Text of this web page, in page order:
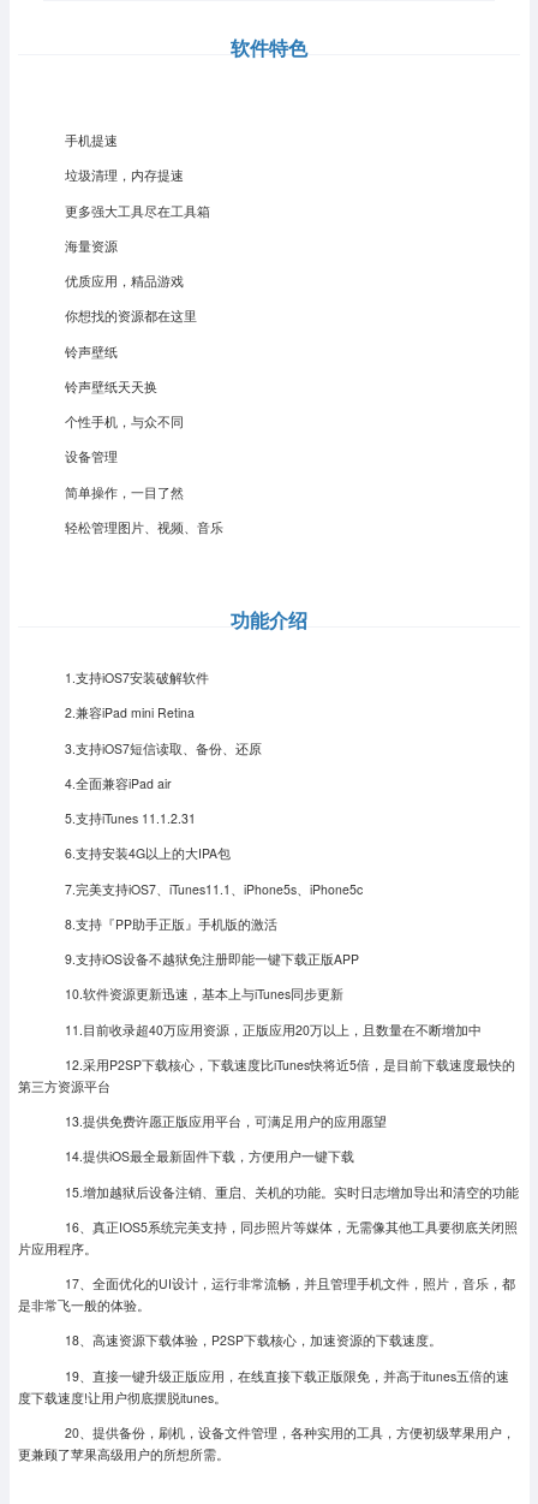
软件特色
手机提速
垃圾清理，内存提速
更多强大工具尽在工具箱
海量资源
优质应用，精品游戏
你想找的资源都在这里
铃声壁纸
铃声壁纸天天换
个性手机，与众不同
设备管理
简单操作，一目了然
轻松管理图片、视频、音乐
功能介绍
1.支持iOS7安装破解软件
2.兼容iPad mini Retina
3.支持iOS7短信读取、备份、还原
4.全面兼容iPad air
5.支持iTunes 11.1.2.31
6.支持安装4G以上的大IPA包
7.完美支持iOS7、iTunes11.1、iPhone5s、iPhone5c
8.支持『PP助手正版』手机版的激活
9.支持iOS设备不越狱免注册即能一键下载正版APP
10.软件资源更新迅速，基本上与iTunes同步更新
11.目前收录超40万应用资源，正版应用20万以上，且数量在不断增加中
12.采用P2SP下载核心，下载速度比iTunes快将近5倍，是目前下载速度最快的
第三方资源平台
13.提供免费许愿正版应用平台，可满足用户的应用愿望
14.提供iOS最全最新固件下载，方便用户一键下载
15.增加越狱后设备注销、重启、关机的功能。实时日志增加导出和清空的功能
16、真正IOS5系统完美支持，同步照片等媒体，无需像其他工具要彻底关闭照
片应用程序。
17、全面优化的UI设计，运行非常流畅，并且管理手机文件，照片，音乐，都
是非常飞一般的体验。
18、高速资源下载体验，P2SP下载核心，加速资源的下载速度。
19、直接一键升级正版应用，在线直接下载正版限免，并高于itunes五倍的速
度下载速度!让用户彻底摆脱itunes。
20、提供备份，刷机，设备文件管理，各种实用的工具，方便初级苹果用户，
更兼顾了苹果高级用户的所想所需。